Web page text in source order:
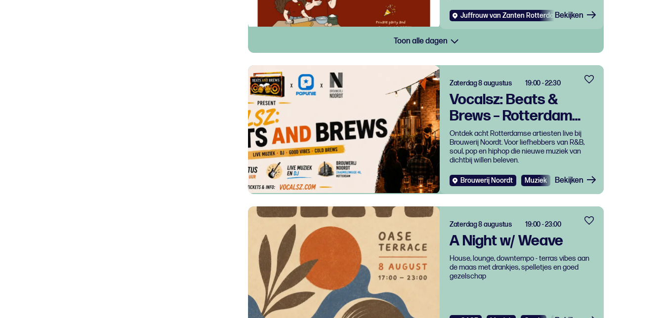
Juffrouw van Zanten Rotterdam West Evenementen
Bekijken
Toon alle dagen
Vocalsz: Beats &
Brews – Rotterdam
klinkt live
Zaterdag 8 augustus 19:00 - 22:30
Ontdek acht Rotterdamse artiesten live bij
Brouwerij Noordt. Voor liefhebbers van R&B,
soul, pop en hiphop die nieuwe muziek van
dichtbij willen beleven.
Brouwerij Noordt Muziek Bekijken
A Night w/ Weave
Zaterdag 8 augustus 19:00 - 23:00
House, lounge, downtempo - terras vibes aan
de maas met drankjes, spelletjes en goed
gezelschap